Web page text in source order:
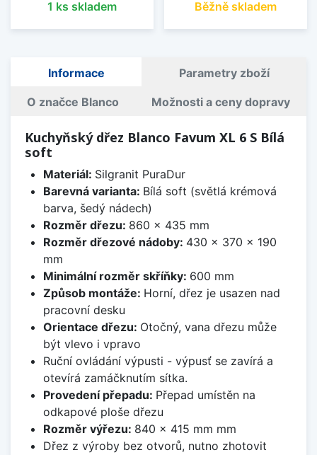
1 ks skladem Běžně skladem
Informace Parametry zboží
O značce Blanco Možnosti a ceny dopravy
Kuchyňský dřez Blanco Favum XL 6 S Bílá
soft
Materiál: Silgranit PuraDur
Barevná varianta: Bílá soft (světlá krémová
barva, šedý nádech)
Rozměr dřezu: 860 x 435 mm
Rozměr dřezové nádoby: 430 x 370 x 190
mm
Minimální rozměr skříňky: 600 mm
Způsob montáže: Horní, dřez je usazen nad
pracovní desku
Orientace dřezu: Otočný, vana dřezu může
být vlevo i vpravo
Ruční ovládání výpusti - výpusť se zavírá a
otevírá zamáčknutím sítka.
Provedení přepadu: Přepad umístěn na
odkapové ploše dřezu
Rozměr výřezu: 840 x 415 mm mm
Dřez z výroby bez otvorů, nutno zhotovit